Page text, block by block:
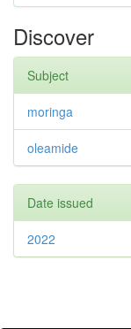
Discover
Subject
moringa
oleamide
Date issued
2022